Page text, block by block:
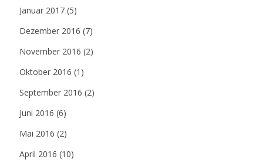
Januar 2017 (5)
Dezember 2016 (7)
November 2016 (2)
Oktober 2016 (1)
September 2016 (2)
Juni 2016 (6)
Mai 2016 (2)
April 2016 (10)